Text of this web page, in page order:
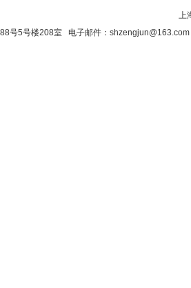
上
88号5号楼208室 电子邮件：